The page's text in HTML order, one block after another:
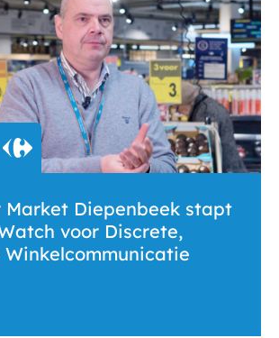
Market Diepenbeek stapt
voor Discrete,